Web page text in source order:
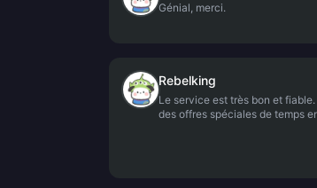
Génial, merci.
Rebelking
Le service est très bon et
des offres spéciales de temps